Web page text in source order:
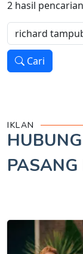
2 hasil
Cari
IKLAN